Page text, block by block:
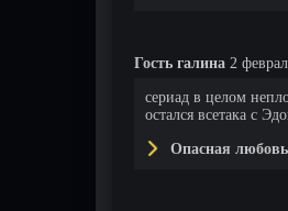
Гость галина 2
сериад в целом
остался всетака с
Опасная любовь